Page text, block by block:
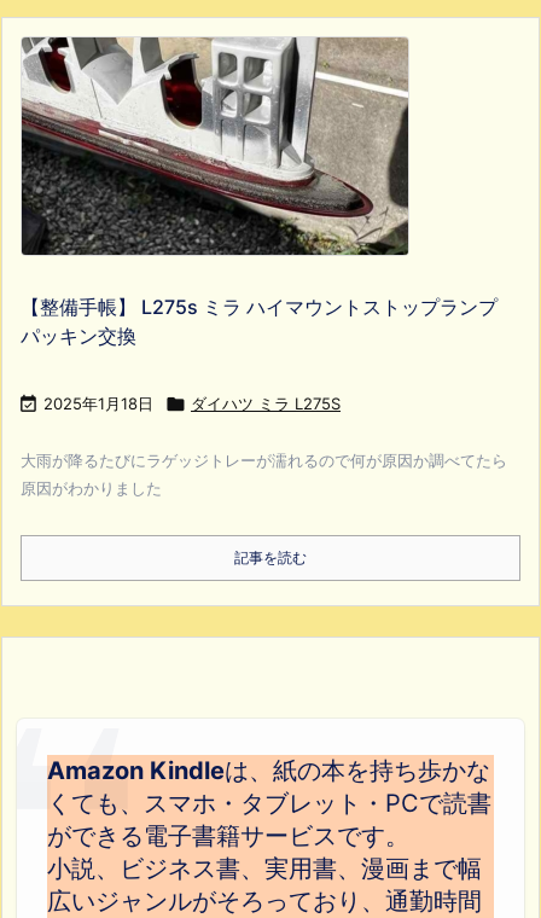
【整備手帳】 L275s ミラ ハイマウントストップランプ
パッキン交換
 2025年1月18日  ダイハツ ミラ L275S
大雨が降るたびにラゲッジトレーが濡れるので何が原因か調べてたら
原因がわかりました
記事を読む
Amazon Kindleは、紙の本を持ち歩かな
くても、スマホ・タブレット・PCで読書
ができる電子書籍サービスです。
小説、ビジネス書、実用書、漫画まで幅
広いジャンルがそろっており、通勤時間